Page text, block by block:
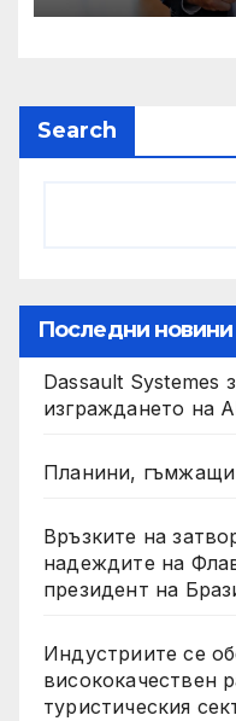
Search
Последни новини
Dassault Systemes
изграждането на
Планини, гъмжащи
Връзките на
надеждите на
президент на
Индустриите се
висококачествен
туристическия